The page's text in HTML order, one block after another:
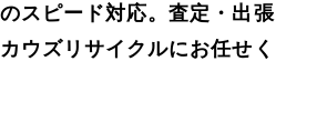
スピード対応。査定・出張
ウズリサイクルにお任せく